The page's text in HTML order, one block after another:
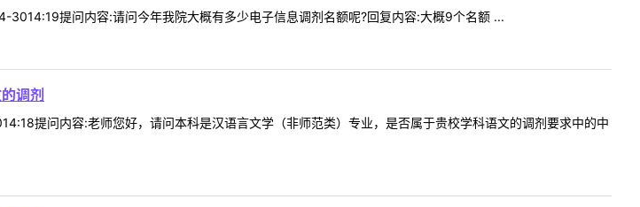
提问内容:请问今年我院大概有多少电子信息调剂名额呢?回复内容:大概9个名额 ...
调剂
提问内容:老师您好，请问本科是汉语言文学（非师范类）专业，是否属于贵校学科语文的调剂要求中的中